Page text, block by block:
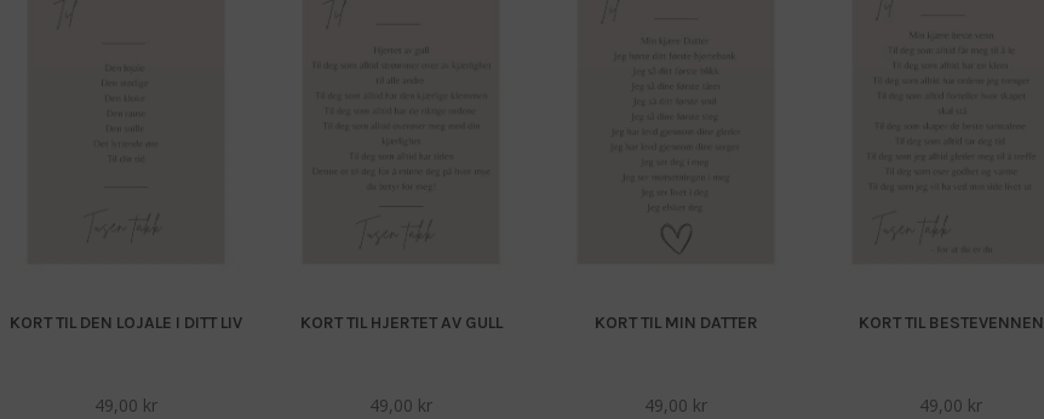
KORT TIL DEN LOJALE I DITT LIV
49,00 kr
KORT TIL HJERTET AV GULL
49,00 kr
KORT TIL MIN DATTER
49,00 kr
KORT TIL BESTEVENNEN
49,00 kr